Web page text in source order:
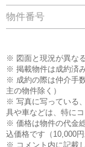
物件番号
※ 図面と現況が異な
※ 掲載物件は成約済
※ 成約の際は仲介手
主の物件除く）
※ 写真に写っている
具や車などは、特に
※ 価格は物件の代金
込価格です（10,000
※ コメント内に記載